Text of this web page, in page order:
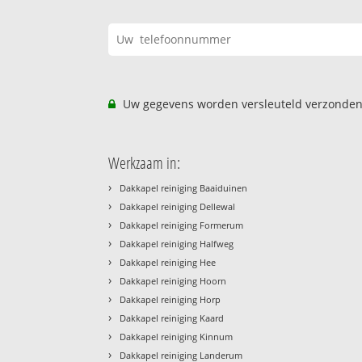
Uw gegevens worden versleuteld
Werkzaam in:
› Dakkapel reiniging Baaiduinen
› Dakkapel reiniging Dellewal
› Dakkapel reiniging Formerum
› Dakkapel reiniging Halfweg
› Dakkapel reiniging Hee
› Dakkapel reiniging Hoorn
› Dakkapel reiniging Horp
› Dakkapel reiniging Kaard
› Dakkapel reiniging Kinnum
› Dakkapel reiniging Landerum